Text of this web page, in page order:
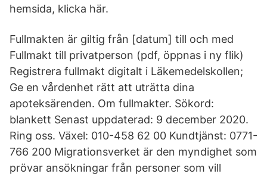
hemsida, klicka här.
Fullmakten är giltig från [datum] till och med
Fullmakt till privatperson (pdf, öppnas i ny flik)
Registrera fullmakt digitalt i Läkemedelskollen;
Ge en vårdenhet rätt att uträtta dina
apoteksärenden. Om fullmakter. Sökord:
blankett Senast uppdaterad: 9 december 2020.
Ring oss. Växel: 010-458 62 00 Kundtjänst: 0771-
766 200 Migrationsverket är den myndighet som
prövar ansökningar från personer som vill